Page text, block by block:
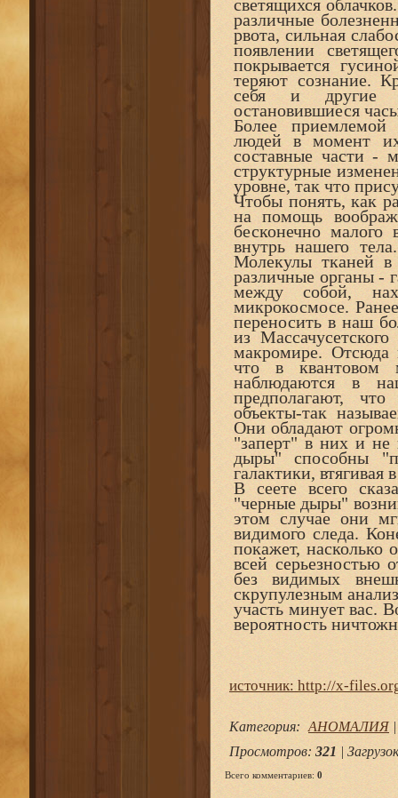
светящихся
различные
рвота, сильная
появлении
покрывается
теряют сознание.
себя и другие
остановившиеся
Более приемлемой
людей в момент
составные части -
структурные
уровне, так что
Чтобы понять, как
на помощь
бесконечно малого
внутрь нашего
Молекулы тканей в
различные органы -
между собой,
микрокосмосе.
переносить в наш
из
макромире. Отсюда
что в квантовом
наблюдаются в
предполагают,
объекты-так
Они обладают
"заперт" в них и не
дыры" способны
галактики, втягивая
В сеете всего
"черные дыры"
этом случае они
видимого следа.
покажет, насколько
всей серьезностью
без видимых
скрупулезным
участь минует вас.
вероятность
источник: http://x-
Категория: АНОМАЛИЯ
Просмотров: 321 | Загрузок
Всего комментариев: 0